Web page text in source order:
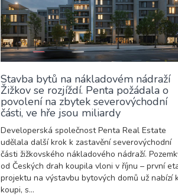
Stavba bytů na nákladovém nádraží
Žižkov se rozjíždí. Penta požádala o
povolení na zbytek severovýchodní
části, ve hře jsou miliardy
Developerská společnost Penta Real Estate
udělala další krok k zastavění severovýchodní
části žižkovského nákladového nádraží.
od Českých drah koupila vloni v říjnu – první
projektu na výstavbu bytových domů už nabízí
koupi, s...